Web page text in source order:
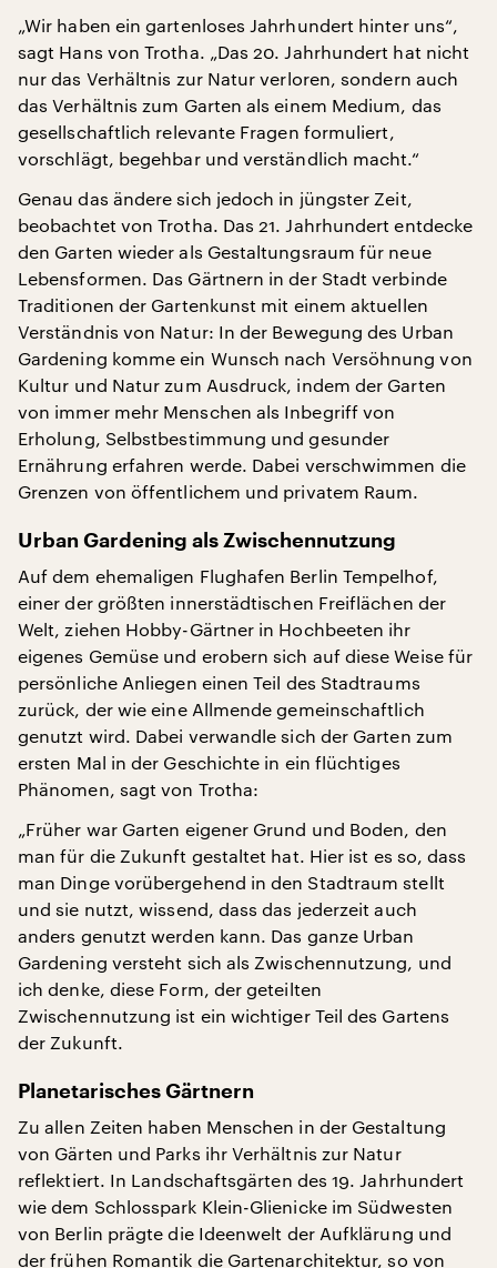
„Wir haben ein gartenloses Jahrhundert hinter uns“,
sagt Hans von Trotha. „Das 20. Jahrhundert hat nicht
nur das Verhältnis zur Natur verloren, sondern auch
das Verhältnis zum Garten als einem Medium, das
gesellschaftlich relevante Fragen formuliert,
vorschlägt, begehbar und verständlich macht.“
Genau das ändere sich jedoch in jüngster Zeit,
beobachtet von Trotha. Das 21. Jahrhundert entdecke
den Garten wieder als Gestaltungsraum für neue
Lebensformen. Das Gärtnern in der Stadt verbinde
Traditionen der Gartenkunst mit einem aktuellen
Verständnis von Natur: In der Bewegung des Urban
Gardening komme ein Wunsch nach Versöhnung von
Kultur und Natur zum Ausdruck, indem der Garten
von immer mehr Menschen als Inbegriff von
Erholung, Selbstbestimmung und gesunder
Ernährung erfahren werde. Dabei verschwimmen die
Grenzen von öffentlichem und privatem Raum.
Urban Gardening als Zwischennutzung
Auf dem ehemaligen Flughafen Berlin Tempelhof,
einer der größten innerstädtischen Freiflächen der
Welt, ziehen Hobby-Gärtner in Hochbeeten ihr
eigenes Gemüse und erobern sich auf diese Weise für
persönliche Anliegen einen Teil des Stadtraums
zurück, der wie eine Allmende gemeinschaftlich
genutzt wird. Dabei verwandle sich der Garten zum
ersten Mal in der Geschichte in ein flüchtiges
Phänomen, sagt von Trotha:
„Früher war Garten eigener Grund und Boden, den
man für die Zukunft gestaltet hat. Hier ist es so, dass
man Dinge vorübergehend in den Stadtraum stellt
und sie nutzt, wissend, dass das jederzeit auch
anders genutzt werden kann. Das ganze Urban
Gardening versteht sich als Zwischennutzung, und
ich denke, diese Form, der geteilten
Zwischennutzung ist ein wichtiger Teil des Gartens
der Zukunft.
Planetarisches Gärtnern
Zu allen Zeiten haben Menschen in der Gestaltung
von Gärten und Parks ihr Verhältnis zur Natur
reflektiert. In Landschaftsgärten des 19. Jahrhundert
wie dem Schlosspark Klein-Glienicke im Südwesten
von Berlin prägte die Ideenwelt der Aufklärung und
der frühen Romantik die Gartenarchitektur, so von